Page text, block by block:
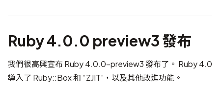
Ruby 4.0.0 preview3 發布
我們很高興宣布 Ruby 4.0.0-preview3 發布了。 Ruby 4.0
導入了 Ruby::Box 和 “ZJIT”，以及其他改進功能。